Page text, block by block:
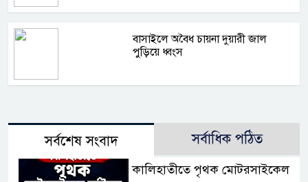
বাসাইলে অবৈধ চায়না দুয়ারী জাল
পুড়িয়ে ধ্বংস
সর্বশেষ সংবাদ সর্বাধিক পঠিত
কালিহাতীতে পৃথক মোটরসাইকেল